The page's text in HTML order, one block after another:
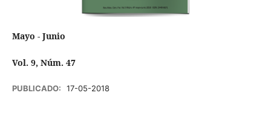
Mayo - Junio
Vol. 9, Núm. 47
PUBLICADO: 17-05-2018